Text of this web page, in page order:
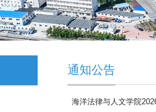
通知公告
海洋法律与人文学院